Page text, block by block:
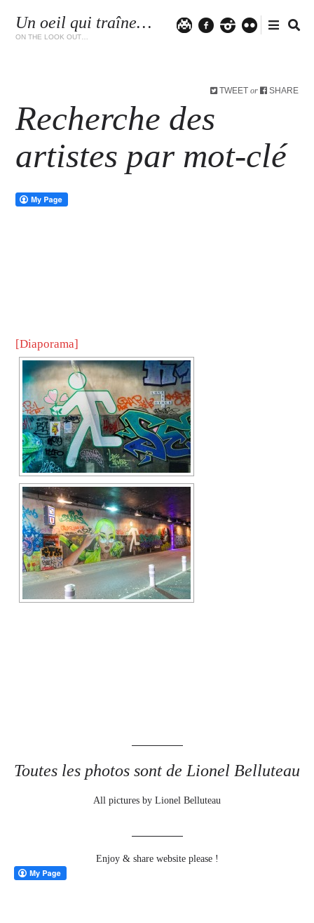
Un oeil qui traîne…
ON THE LOOK OUT…
TWEET or SHARE
Recherche des
artistes par mot-clé
[Diaporama]
Toutes les photos sont de Lionel Belluteau
All pictures by Lionel Belluteau
Enjoy & share website please !